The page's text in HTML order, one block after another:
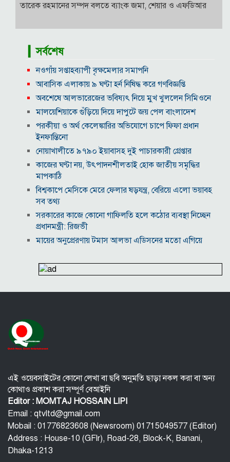
তারেক রহমানের সম্পদ বলতে ব্যাংক জমা, শেয়ার ও এফডিআর
▎সর্বশেষ
নওগাঁয় সপ্তাহব্যাপী বৃক্ষমেলার সমাপনি
আবাসিক এলাকায় ৯ ঘণ্টা হর্ন নিষিদ্ধ করে গণবিজ্ঞপ্তি
অবশেষে আলভারেজের ভবিষ্যৎ নিয়ে মুখ খুললেন সিমিওনে
মালয়েশিয়াকে গুঁড়িয়ে দিয়ে দাপুটে জয় পেল বাংলাদেশ
পরকীয়া ও অর্থ কেলেঙ্কারির অভিযোগে চাপে ফিফা প্রধান
ইনফান্তিনো
নোয়াখালীতে ৯৭৯০ ইয়াবাসহ দুই পাচারকারী গ্রেপ্তার
কাজের ঘণ্টা নয়, উৎপাদনশীলতাই হোক জাতীয় সমৃদ্ধির
মাপকাঠি
বিশ্বকাপে মেসিকে মেরে ফেলার ষড়যন্ত্র, বেরিয়ে এলো ভয়াবহ
সব তথ্য
সরকারের কাজে কোনো গাফিলতি হলে কঠোর ব্যবস্থা নিচ্ছেন
প্রধানমন্ত্রী: রিজভী
মায়ের অনুপ্রেরণায় টমাস আলভা এডিসনের মতো এগিয়ে
২০২৮ সালে ইউরোপীয় ইউনিয়নে যোগ দিতে পারে
আইসল্যান্ড-মন্টেনিগ্রো
শপথ নিয়েই ইসরাইলের সঙ্গে সম্পর্ক পুনর্গঠনের ঘোষণা
দেশগুলোকে ‘ঐক্যের’ ডাক ইরানের
৮ উইকেট নিয়ে বাংলাদেশকে গুঁড়িয়ে দেওয়া কে এই থমসন?
এই ওয়েবসাইটের কোনো লেখা বা ছবি অনুমতি ছাড়া নকল করা বা অন্য
কোথাও প্রকাশ করা সম্পূর্ণ বেআইনি
Editor : MOMTAJ HOSSAIN LIPI
Email : qtvltd@gmail.com
Mobail : 01776823608 (Newsroom) 01715049577 (Editor)
Address : House-10 (GFlr), Road-28, Block-K, Banani,
Dhaka-1213